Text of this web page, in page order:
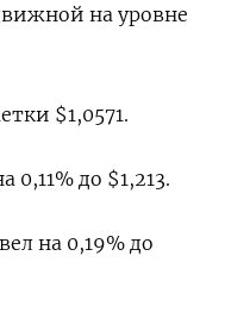
на уровне
$1,0571​.
0,11% до $1,213​.
на 0,19% до